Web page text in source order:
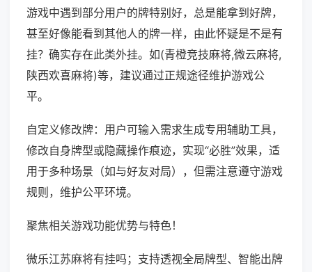
游戏中遇到部分用户的牌特别好，总是能拿到好牌，
甚至好像能看到其他人的牌一样，由此怀疑是不是有
挂？确实存在此类外挂。如(青橙竞技麻将,微云麻将,
陕西欢喜麻将)等，建议通过正规途径维护游戏公
平。
自定义修改牌：用户可输入需求生成专用辅助工具，
修改自身牌型或隐藏操作痕迹，实现“必胜”效果，适
用于多种场景（如与好友对局），但需注意遵守游戏
规则，维护公平环境。
聚焦相关游戏功能优势与特色！
微乐江苏麻将有挂吗；支持透视全局牌型、智能出牌